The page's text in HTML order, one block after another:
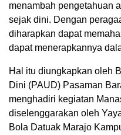
menambah pengetahuan
sejak dini. Dengan
diharapkan dapat
dapat menerapkannya
Hal itu diungkapkan oleh
Dini (PAUD) Pasaman
menghadiri kegiatan
diselenggarakan oleh
Bola Datuak Marajo